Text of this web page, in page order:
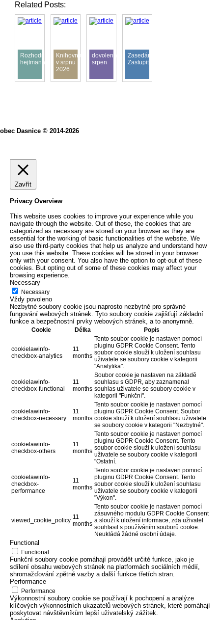
Related Posts:
Rozhodnutí
hejtmana
Knihovna
v srpnu
2026
dovolená
srpen
Zasedání
Zastupitelstva
obec Dasnice © 2014-2026
Zavřít
Privacy Overview
This website uses cookies to improve your experience while you
navigate through the website. Out of these, the cookies that are
categorized as necessary are stored on your browser as they are
essential for the working of basic functionalities of the website. We
also use third-party cookies that help us analyze and understand how
you use this website. These cookies will be stored in your browser
only with your consent. You also have the option to opt-out of these
cookies. But opting out of some of these cookies may affect your
browsing experience.
Necessary
Necessary
Vždy povoleno
Nezbytné soubory cookie jsou naprosto nezbytné pro správné
fungování webových stránek. Tyto soubory cookie zajišťují základní
funkce a bezpečnostní prvky webových stránek, a to anonymně.
Cookie Délka Popis
cookielawinfo-
checkbox-analytics
11
months
Tento soubor cookie je nastaven pomocí
pluginu GDPR Cookie Consent. Tento
soubor cookie slouží k uložení souhlasu
uživatele se soubory cookie v kategorii
"Analytika".
cookielawinfo-
checkbox-functional
11
months
Soubor cookie je nastaven na základě
souhlasu s GDPR, aby zaznamenal
souhlas uživatele se soubory cookie v
kategorii "Funkční".
cookielawinfo-
checkbox-necessary
11
months
Tento soubor cookie je nastaven pomocí
pluginu GDPR Cookie Consent. Soubor
cookie slouží k uložení souhlasu uživatele
se soubory cookie v kategorii "Nezbytné".
cookielawinfo-
checkbox-others
11
months
Tento soubor cookie je nastaven pomocí
pluginu GDPR Cookie Consent. Tento
soubor cookie slouží k uložení souhlasu
uživatele se soubory cookie v kategorii
"Ostatní.
cookielawinfo-
checkbox-
performance
11
months
Tento soubor cookie je nastaven pomocí
pluginu GDPR Cookie Consent. Tento
soubor cookie slouží k uložení souhlasu
uživatele se soubory cookie v kategorii
"Výkon".
viewed_cookie_policy 11
months
Tento soubor cookie je nastaven pomocí
zásuvného modulu GDPR Cookie Consent
a slouží k uložení informace, zda uživatel
souhlasil s používáním souborů cookie.
Neukládá žádné osobní údaje.
Functional
Functional
Funkční soubory cookie pomáhají provádět určité funkce, jako je
sdílení obsahu webových stránek na platformách sociálních médií,
shromažďování zpětné vazby a další funkce třetích stran.
Performance
Performance
Výkonnostní soubory cookie se používají k pochopení a analýze
klíčových výkonnostních ukazatelů webových stránek, které pomáhají
poskytovat návštěvníkům lepší uživatelský zážitek.